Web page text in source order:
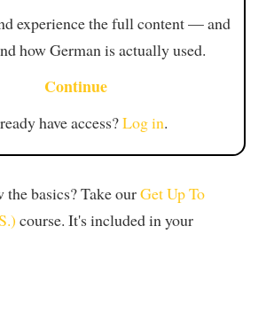
experience the full content — and
how German is actually used.
Continue
have access?Log in.
the basics? Take ourGet Up To
course. It's included in your